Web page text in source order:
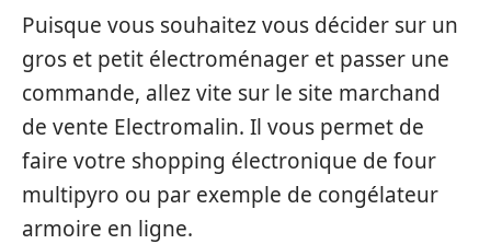
Puisque vous souhaitez vous décider sur un
gros et petit électroménager et passer une
commande, allez vite sur le site marchand
de vente Electromalin. Il vous permet de
faire votre shopping électronique de four
multipyro ou par exemple de congélateur
armoire en ligne.